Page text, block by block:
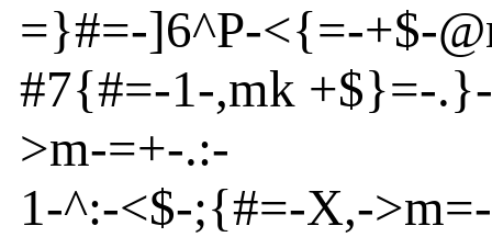
=}#=-]6^P-<{=-+$-
#7{#=-1-,mk +$}=-.}-
>m-=+-.:-
1-^:-<$-;{#=-X,->m=-